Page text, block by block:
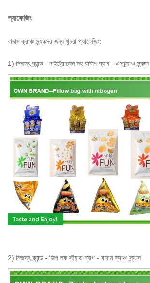
পরিদর্শন।
জৈব
অভ্যন্তরীণ
প্যাকেজ
5 কেজি / ব্যাগ এক্স 2 ব্যাগ / সিটিএন,
প্যাক ব্যাগ
প্যাকেজ আউট 10 কেজি / সিটিএন, ডাবল ওয়াল, হলুদ
মোট ওজন 10.6KG / CTN
ই এম সহজলভ্য
MOQ: 1000kgs
বিতরণ সময় 25 কার্যদিবসের মধ্যে (লোডিং বন্দরে:
পরিশোধের শর্ত টি / টি, এল / সি
নমুনা সহজলভ্য
প্যাকেজিং
বাদাম ক্রাঞ্চ স্ন্যাক্সের জন্য খুচরা প্যাকেজিং:
1) নিজস্ব ব্র্যান্ড - নাইট্রোজেন সহ বালিশ ব্যাগ - এনক্র্যাঞ্চ স্ন্যাক্স
2) নিজস্ব ব্র্যান্ড - জিপ লক স্ট্যান্ড ব্যাগ - বাদাম ক্রাঞ্চ স্ন্যাক্স